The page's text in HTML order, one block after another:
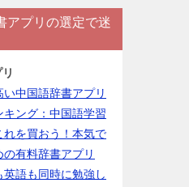
アプリの選定で迷
中国語辞書アプリ
キング：中国語学習
れを買おう！本気で
有料辞書アプリ
語も同時に勉強し